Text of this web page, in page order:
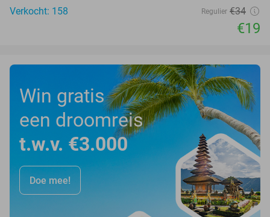
Verkocht: 158
Regulier €34
€19
Win gratis
een droomreis
t.w.v. €3.000
Doe mee!